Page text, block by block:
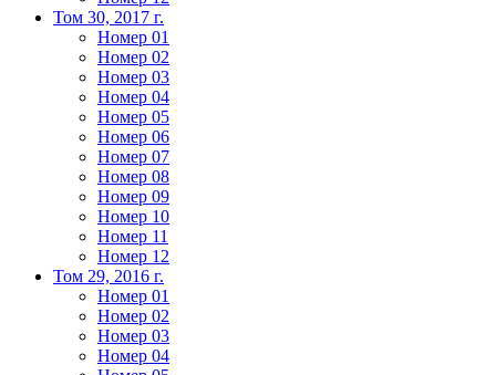
Том 30, 2017 г.
Номер 01
Номер 02
Номер 03
Номер 04
Номер 05
Номер 06
Номер 07
Номер 08
Номер 09
Номер 10
Номер 11
Номер 12
Том 29, 2016 г.
Номер 01
Номер 02
Номер 03
Номер 04